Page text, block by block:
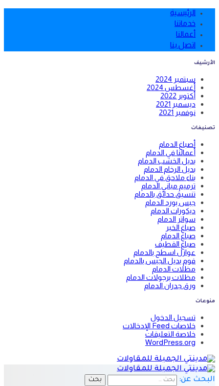
الرئيسية
خدماتنا
أعمالنا
اتصل بنا
الأرشيف
سبتمبر 2024
أغسطس 2024
أكتوبر 2022
ديسمبر 2021
نوفمبر 2021
تصنيفات
أصباغ الدمام
أعمالنا في الدمام
بديل الخشب الدمام
بديل الرخام الدمام
بناء ملاحق في الدمام
ترميم مباني الدمام
تنسيق حدائق بالدمام
جبس بورد الدمام
ديكورات الدمام
سواتر الدمام
صباغ الخبر
صباغ الدمام
صباغ القطيف
عوازل اسطح بالدمام
فوم بديل الجبس بالدمام
مظلات الدمام
مظلات برجولات الدمام
ورق جدران الدمام
منوعات
تسجيل الدخول
خلاصات Feed الإدخالات
خلاصة التعليقات
WordPress.org
البحث عن: